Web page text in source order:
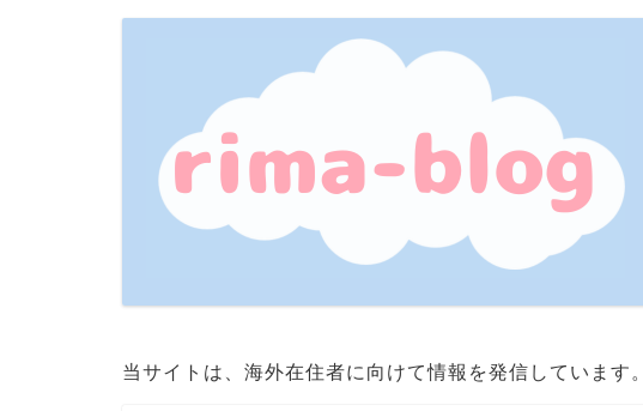
当サイトは、海外在住者に向けて情報を発信しています。